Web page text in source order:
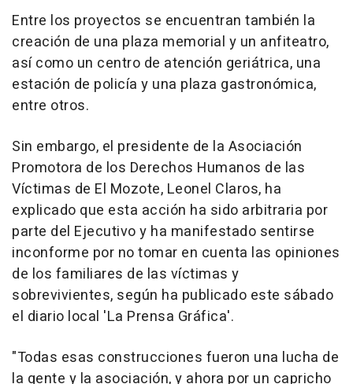
Entre los proyectos se encuentran también la
creación de una plaza memorial y un anfiteatro,
así como un centro de atención geriátrica, una
estación de policía y una plaza gastronómica,
entre otros.
Sin embargo, el presidente de la Asociación
Promotora de los Derechos Humanos de las
Víctimas de El Mozote, Leonel Claros, ha
explicado que esta acción ha sido arbitraria por
parte del Ejecutivo y ha manifestado sentirse
inconforme por no tomar en cuenta las opiniones
de los familiares de las víctimas y
sobrevivientes, según ha publicado este sábado
el diario local 'La Prensa Gráfica'.
"Todas esas construcciones fueron una lucha de
la gente y la asociación, y ahora por un capricho